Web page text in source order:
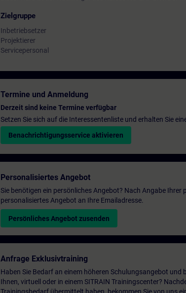
Zielgruppe
Inbetriebsetzer
Projektierer
Servicepersonal
Termine und Anmeldung
Derzeit sind keine Termine verfügbar
Setzen Sie sich auf die Interessentenliste und erhalten Sie
Benachrichtigungsservice aktivieren
Personalisiertes Angebot
Sie benötigen ein persönliches Angebot? Nach Angabe
personalisiertes Angebot an Ihre Emailadresse.
Persönliches Angebot zusenden
Anfrage Exklusivtraining
Haben Sie Bedarf an einem höheren Schulungsangebot
Ihnen, virtuell oder in einem SITRAIN Trainingscenter?